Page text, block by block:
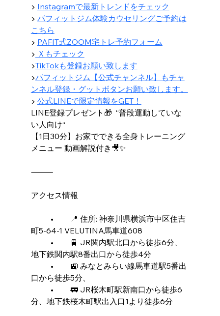
▶ Instagramで最新トレンドをチェック
▶ パフィットジム体験カウセリングご予約は
こちら
▶︎ PAFIT式ZOOM宅トレ予約フォーム
▶︎ Ｘもチェック
▶︎TikTokも登録お願い致します
▶︎パフィットジム【公式チャンネル】もチャ
ンネル登録・グットボタンお願い致します。
▶ 公式LINEで限定情報をGET！
LINE登録プレゼント🎁  “普段運動していな
い人向け“
【1日30分】お家でできる全身トレーニング
メニュー 動画解説付き🎥✨
⸻
アクセス情報
町5-64-1 VELUTINA馬車道608
地下鉄関内駅8番出口から徒歩4分
口から徒歩5分、
分、地下鉄桜木町駅出入口1より徒歩6分